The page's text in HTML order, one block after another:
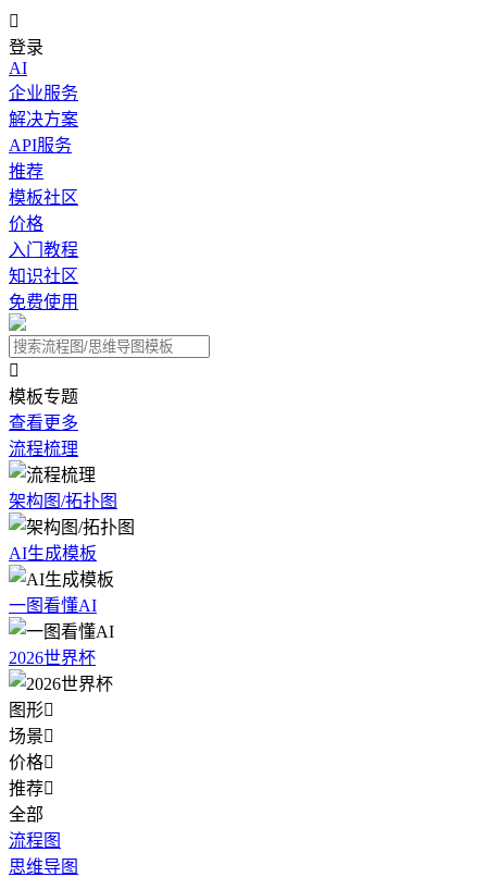

登录
AI
企业服务
解决方案
API服务
推荐
模板社区
价格
入门教程
知识社区
免费使用

模板专题
查看更多
流程梳理
架构图/拓扑图
AI生成模板
一图看懂AI
2026世界杯
图形
场景
价格
推荐
全部
流程图
思维导图